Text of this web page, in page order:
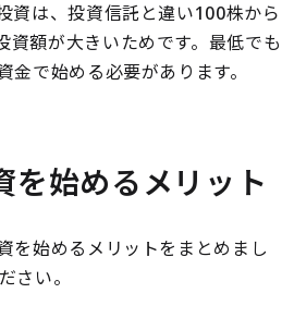
資は、投資信託と違い100株から
資額が大きいためです。最低でも
で始める必要があります。
を始めるメリット
を始めるメリットをまとめまし
さい。